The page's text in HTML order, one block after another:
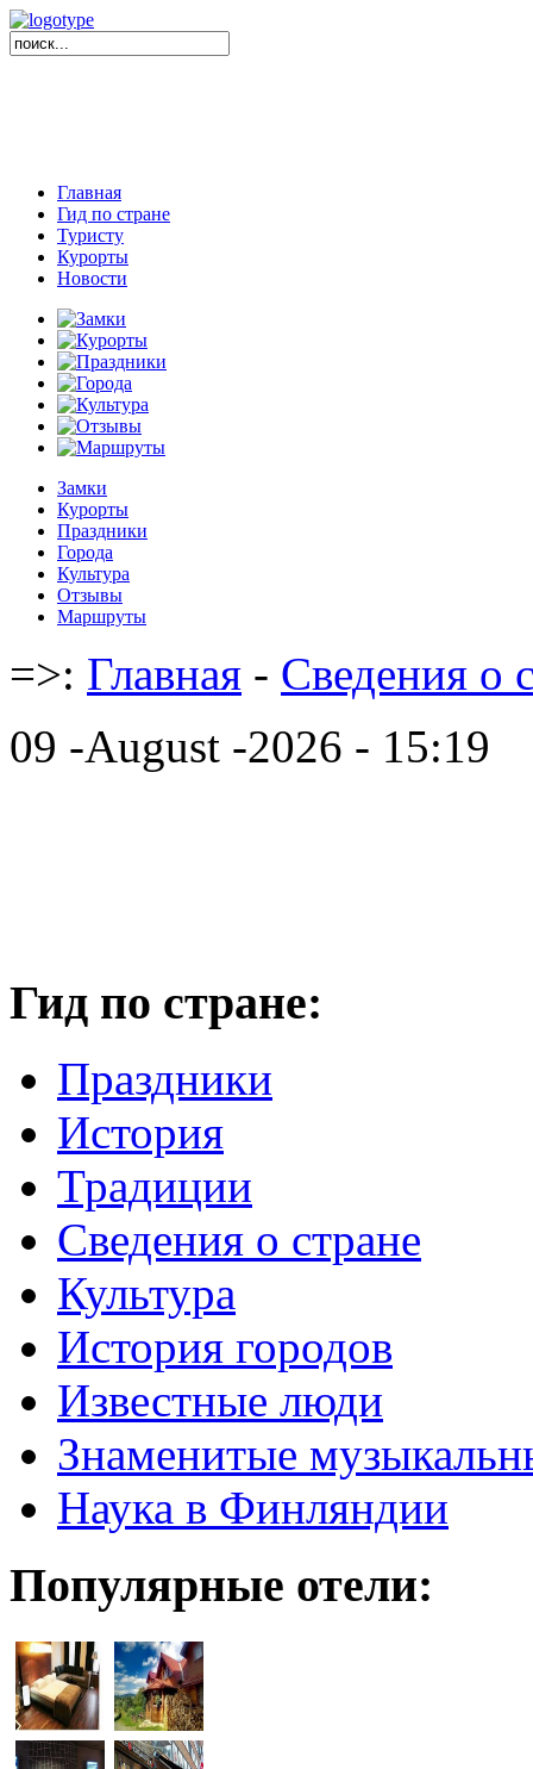
Главная
Гид по стране
Туристу
Курорты
Новости
Замки
Курорты
Праздники
Города
Культура
Отзывы
Маршруты
=>: Главная - Cведения о
09 -August -2026 - 15:19
Гид по стране:
Праздники
История
Традиции
Cведения о стране
Культура
История городов
Известные люди
Знаменитые
Наука в Финляндии
Популярные отели: